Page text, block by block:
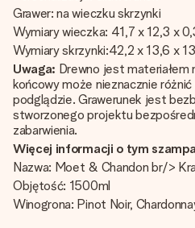
Grawer: na wieczku skrzynki
Wymiary wieczka: 41,7 x 12,3 x
Wymiary skrzynki:42,2 x 13,6 x
Uwaga: Drewno jest
końcowy może nieznacznie
podglądzie. Grawerunek jest
stworzonego projektu
zabarwienia.
Więcej informacji o tym
Nazwa: Moet & Chandon br/>
Objętość: 1500ml
Winogrona: Pinot Noir,